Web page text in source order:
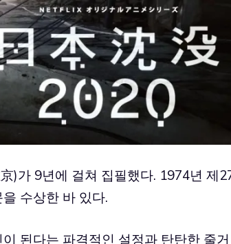
)가 9년에 걸쳐 집필했다. 1974년 제
수상한 바 있다.
된다는 파격적인 설정과 탄탄한 줄거